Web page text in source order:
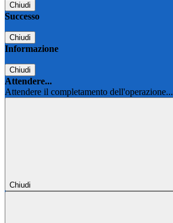
Chiudi
Successo
Chiudi
Informazione
Chiudi
Attendere...
Attendere il completamento dell'operazione...
Chiudi